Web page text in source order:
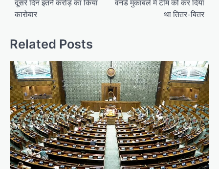
दूसरे दिन इतने करोड़ का किया
कारोबार
वनडे मुकाबले में टीम को कर दिया
था तितर-बितर
Related Posts